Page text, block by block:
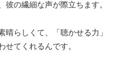
彼の繊細な声が際立ちます。
晴らしくて、「聴かせる力」
せてくれるんです。